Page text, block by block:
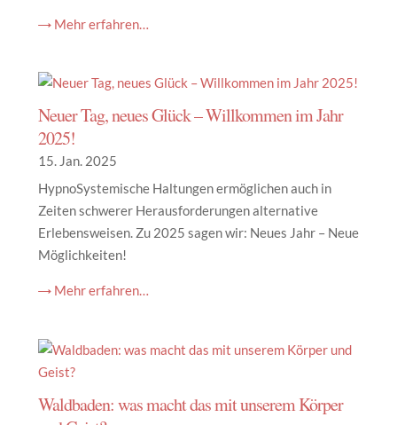
→ Mehr erfahren…
Neuer Tag, neues Glück – Willkommen im Jahr
2025!
15. Jan. 2025
HypnoSystemische Haltungen ermöglichen auch in
Zeiten schwerer Herausforderungen alternative
Erlebensweisen. Zu 2025 sagen wir: Neues Jahr – Neue
Möglichkeiten!
→ Mehr erfahren…
Waldbaden: was macht das mit unserem Körper